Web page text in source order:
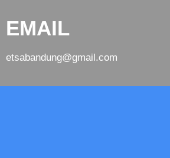
EMAIL
etsabandung@gmail.com